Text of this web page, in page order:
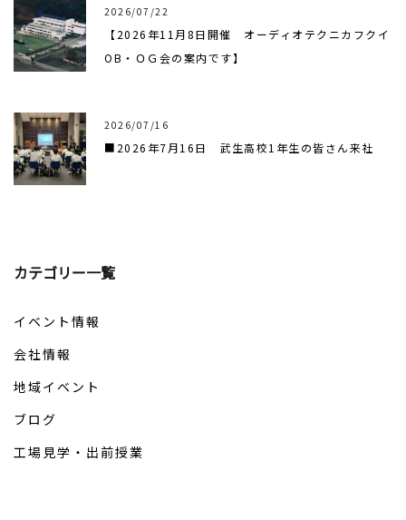
2026/07/22
【2026年11月8日開催 オーディオテクニカフクイ
OB・ＯＧ会の案内です】
2026/07/16
■2026年7月16日 武生高校1年生の皆さん来社
カテゴリー一覧
イベント情報
会社情報
地域イベント
ブログ
工場見学・出前授業